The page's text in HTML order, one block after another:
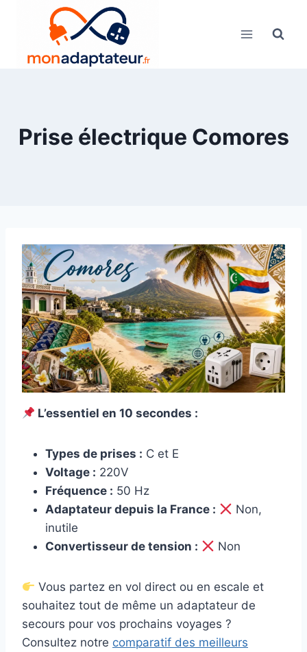
Prise électrique Comores
L’essentiel en 10 secondes :
Types de prises : C et E
Voltage : 220V
Fréquence : 50 Hz
Adaptateur depuis la France :
Non,
inutile
Convertisseur de tension :
Non
Vous partez en vol direct ou en escale et
souhaitez tout de même un adaptateur de
secours pour vos prochains voyages ?
Consultez notre comparatif des meilleurs